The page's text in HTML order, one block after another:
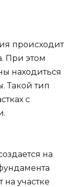
происходит
При этом
находиться
Такой тип
с
на
на участке